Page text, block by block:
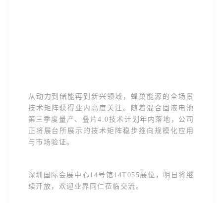
从动力到储能再到新兴领域，蜂巢能源的全场景
技术矩阵获得业内高度关注。随着混合固液电池
第三季度量产、叠片4.0技术计划年内落地，公司
正将展台所展示的技术矩阵稳步推向规模化应用
与市场验证。
深圳国际会展中心14号馆14T055展位，明日将继
续开放，欢迎业界同仁莅临交流。